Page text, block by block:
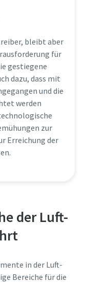
bleibt aber
für
gestiegene
dazu, dass mit
und die
werden
zur
Erreichung der
der Luft-
in der Luft-
Bereiche für die